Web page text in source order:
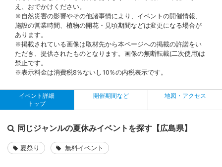
え、おでかけください。
※自然災害の影響やその他諸事情により、イベントの開催情報、
施設の営業時間、植物の開花・見頃期間などは変更になる場合が
あります。
※掲載されている画像は取材先から本ページへの掲載の許諾をい
ただき、提供されたものとなります。画像の無断転載(二次使用)は
禁止です。
※表示料金は消費税8％ないし10％の内税表示です。
イベント詳細
トップ
開催期間など 地図・アクセス
同じジャンルの夏休みイベントを探す【広島県】
夏祭り 無料イベント